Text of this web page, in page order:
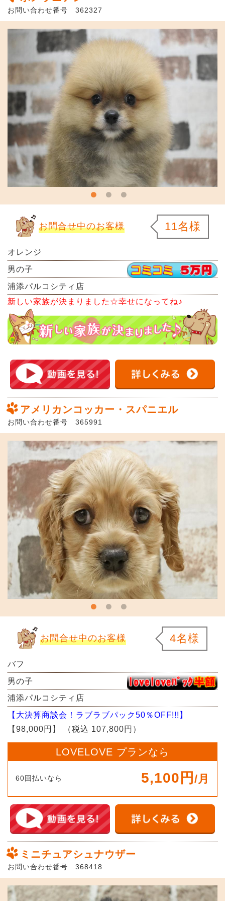
お問い合わせ番号 362327
お問合せ中のお客様 11名様
オレンジ
男の子
浦添パルコシティ店
新しい家族が決まりました☆幸せになってね♪
アメリカンコッカー・スパニエル
お問い合わせ番号 365991
お問合せ中のお客様 4名様
バフ
男の子
浦添パルコシティ店
【大決算商談会！ラブラブパック50％OFF!!!】
【98,000円】
（税込 107,800円）
LOVELOVE プランなら
60回払いなら 5,100円 /月
ミニチュアシュナウザー
お問い合わせ番号 368418